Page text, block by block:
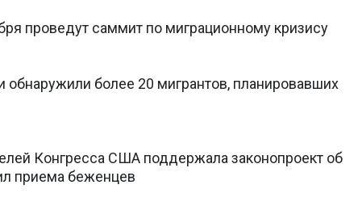
проведут саммит по миграционному кризису
обнаружили более 20 мигрантов, планировавших
Конгресса США поддержала законопроект об
приема беженцев